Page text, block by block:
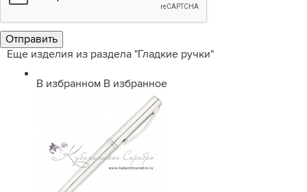
Еще изделия из раздела "Гладкие ручки"
В избранном В избранное